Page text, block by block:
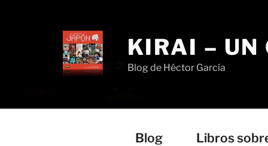
KIRAI – UN
Blog de Héctor García
Blog Libros